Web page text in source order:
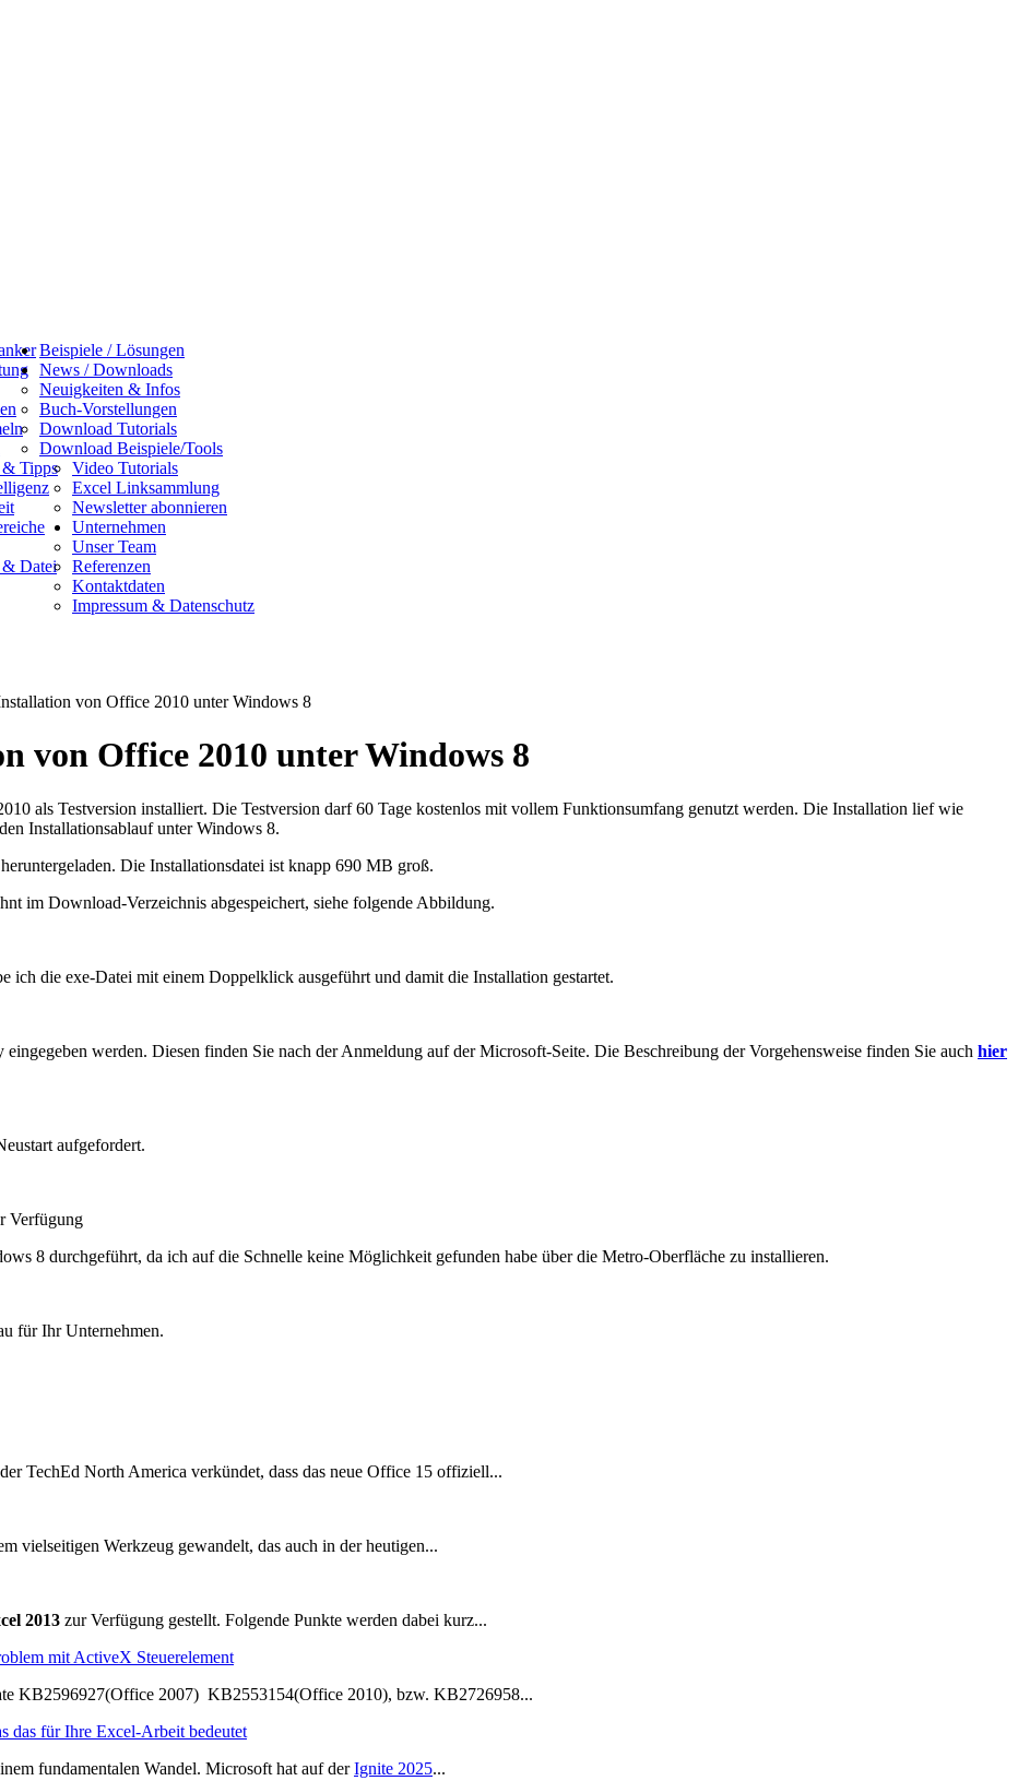
Beispiele / Lösungen
Tipps
Datei
News / Downloads
Neuigkeiten & Infos
Buch-Vorstellungen
Download Tutorials
Download Beispiele/Tools
Video Tutorials
Excel Linksammlung
Newsletter abonnieren
Unternehmen
Unser Team
Referenzen
Kontaktdaten
Impressum & Datenschutz
von Office 2010 unter Windows 8
von Office 2010 unter Windows 8
als Testversion installiert. Die Testversion darf 60 Tage kostenlos mit vollem Funktionsumfang genutzt werden. Die Installation lief wie
Installationsablauf unter Windows 8.
heruntergeladen. Die Installationsdatei ist knapp 690 MB groß.
im Download-Verzeichnis abgespeichert, siehe folgende Abbildung.
ich die exe-Datei mit einem Doppelklick ausgeführt und damit die Installation gestartet.
werden. Diesen finden Sie nach der Anmeldung auf der Microsoft-Seite. Die Beschreibung der Vorgehensweise finden Sie auch hier
aufgefordert.
Verfügung
8 durchgeführt, da ich auf die Schnelle keine Möglichkeit gefunden habe über die Metro-Oberfläche zu installieren.
für Ihr Unternehmen.
TechEd North America verkündet, dass das neue Office 15 offiziell...
vielseitigen Werkzeug gewandelt, das auch in der heutigen...
2013 zur Verfügung gestellt. Folgende Punkte werden dabei kurz...
mit ActiveX Steuerelement
KB2596927(Office 2007) KB2553154(Office 2010), bzw. KB2726958...
das für Ihre Excel-Arbeit bedeutet
fundamentalen Wandel. Microsoft hat auf derIgnite 2025...